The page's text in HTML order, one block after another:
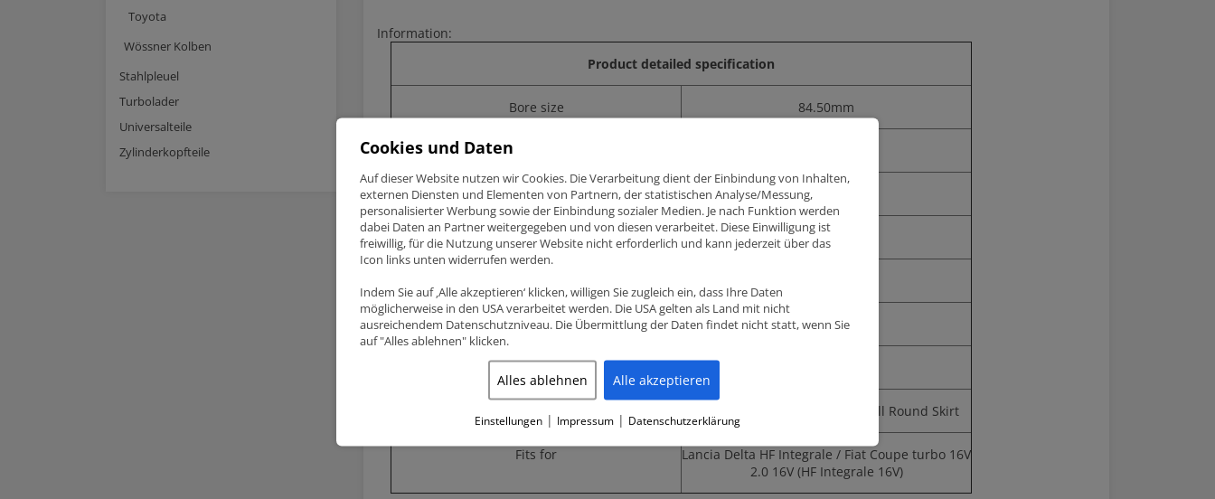
Toyota
Wössner Kolben
Stahlpleuel
Turbolader
Universalteile
Zylinderkopfteile
Information:
Product detailed specification
Bore size 84.50mm
Wiseco compression ratio (CR) 8.5:1
OEM compression ratio (CR) 8.0:1
Compression height (CH) 38.94mm
Pin diameter
Features Accepts Turbo and Nitrous; Full Round Skirt
Fits for
Lancia Delta HF Integrale / Fiat Coupe turbo 16V
2.0 16V (HF Integrale 16V)
Cookies und Daten
Auf dieser Website nutzen wir Cookies. Die Verarbeitung dient der Einbindung von Inhalten,
externen Diensten und Elementen von Partnern, der statistischen Analyse/Messung,
personalisierter Werbung sowie der Einbindung sozialer Medien. Je nach Funktion werden
dabei Daten an Partner weitergegeben und von diesen verarbeitet. Diese Einwilligung ist
freiwillig, für die Nutzung unserer Website nicht erforderlich und kann jederzeit über das
Icon links unten widerrufen werden.
Indem Sie auf ‚Alle akzeptieren‘ klicken, willigen Sie zugleich ein, dass Ihre Daten
möglicherweise in den USA verarbeitet werden. Die USA gelten als Land mit nicht
ausreichendem Datenschutzniveau. Die Übermittlung der Daten findet nicht statt, wenn Sie
auf "Alles ablehnen" klicken.
Alles ablehnen Alle akzeptieren
Einstellungen | Impressum | Datenschutzerklärung